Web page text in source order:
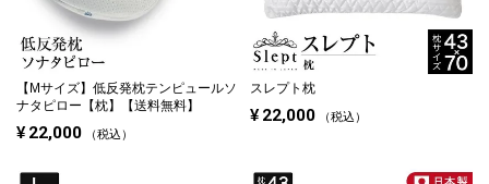
【Mサイズ】 低反発枕テンピュールソ
ナタピロー【枕】【送料無料】
¥ 22,000 税込
スレプト枕
¥ 22,000 税込